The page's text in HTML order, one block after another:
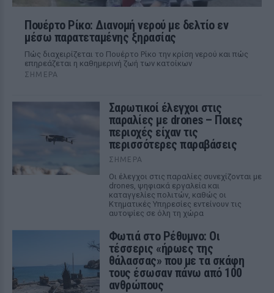
Πουέρτο Ρίκο: Διανομή νερού με δελτίο εν
μέσω παρατεταμένης ξηρασίας
Πώς διαχειρίζεται το Πουέρτο Ρίκο την κρίση νερού και πώς
επηρεάζεται η καθημερινή ζωή των κατοίκων
ΣΉΜΕΡΑ
Σαρωτικοί έλεγχοι στις
παραλίες με drones – Ποιες
περιοχές είχαν τις
περισσότερες παραβάσεις
ΣΉΜΕΡΑ
Οι έλεγχοι στις παραλίες συνεχίζονται με
drones, ψηφιακά εργαλεία και
καταγγελίες πολιτών, καθώς οι
Κτηματικές Υπηρεσίες εντείνουν τις
αυτοψίες σε όλη τη χώρα
Φωτιά στο Ρέθυμνο: Οι
τέσσερις «ήρωες της
θάλασσας» που με τα σκάφη
τους έσωσαν πάνω από 100
ανθρώπους